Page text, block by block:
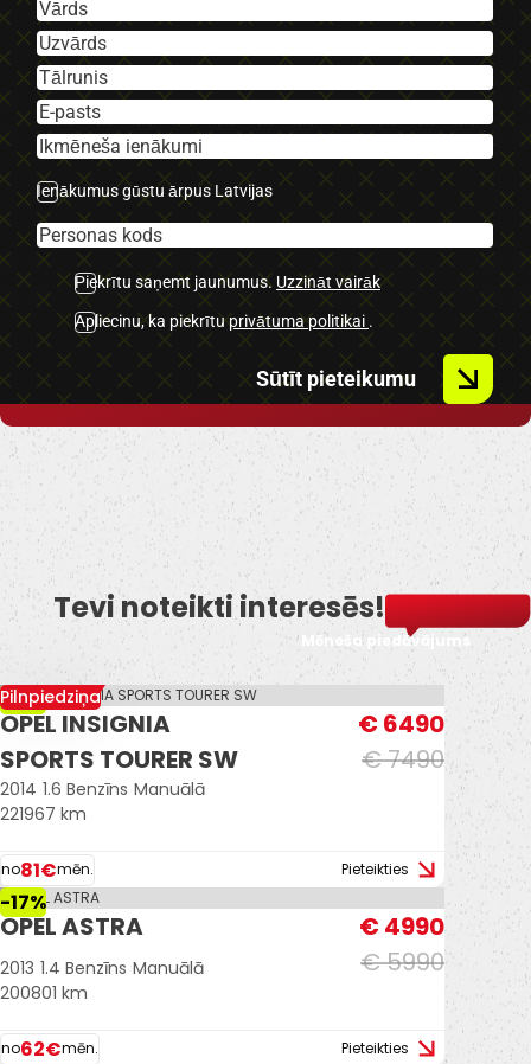
Ienākumus gūstu ārpus Latvijas
Piekrītu saņemt jaunumus. Uzzināt vairāk
Apliecinu, ka piekrītu privātuma politikai .
Sūtīt pieteikumu
Tevi noteikti interesēs!
Mēneša piedāvājums
-13%
Pilnpiedziņa
OPEL INSIGNIA
SPORTS TOURER SW
€ 7490
€ 6490
2014 1.6 Benzīns Manuālā
221967 km
no81€mēn. Pieteikties
-17%
OPEL ASTRA
€ 5990
€ 4990
2013 1.4 Benzīns Manuālā
200801 km
no62€mēn. Pieteikties